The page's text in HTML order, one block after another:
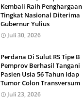
Kembali Raih Penghargaan
Tingkat Nasional Diterima
Gubernur Yulius
Juli 30, 2026
Perdana Di Sulut RS Tipe B
Pemprov Berhasil Tangani
Pasien Usia 56 Tahun Idap
Tumor Colon Transversum
Juli 23, 2026